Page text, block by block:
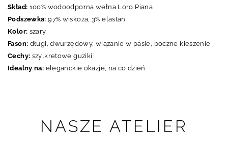
Skład: 100% wodoodporna wełna Loro Piana
Podszewka: 97% wiskoza, 3% elastan
Kolor: szary
Fason: długi, dwurzędowy, wiązanie w pasie, boczne kieszenie
Cechy: szylkretowe guziki
Idealny na: eleganckie okazje, na co dzień
NASZE ATELIER